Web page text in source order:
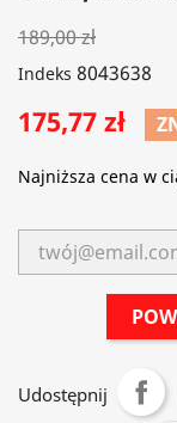
189,00 zł
Indeks 8043638
175,77 zł
Najniższa cena w
Udostępnij